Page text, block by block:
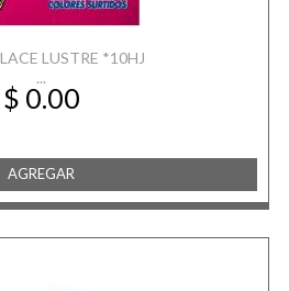
LUSTRE *10HJ
...
$ 0.00
AGREGAR